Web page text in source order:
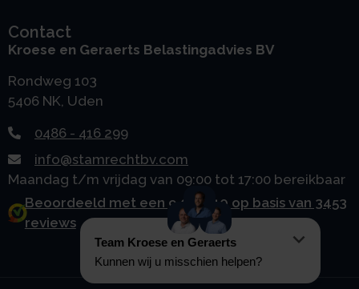
Contact
Kroese en Geraerts Belastingadvies BV
Rondweg 103
5406 NK, Uden
0486 - 416 299
info@stamrechtbv.com
Maandag t/m vrijdag van 09:00 tot 17:00 bereikbaar
Beoordeeld met een 9.0 uit 10 op basis van 3453
reviews